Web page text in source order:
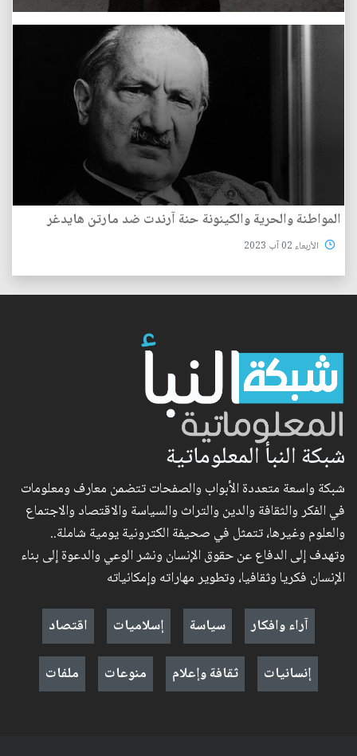
المواطنة والحرية والكينونة حنة آرندت ضد مارتن هايدغر
الأربعاء 02 آب 2023
شبكة النبأ المعلوماتية
شبكة واسعة متعددة الأبواب والصفحات تتضمن معارف ومعلومات
في الفكر والثقافة والدين والتراث والسياسة والاقتصاد والاجتماع
والعلوم وغيرها، تتمثل في صحيفة الكترونية يومية شاملة..
وتهدف إلى الدفاع عن حقوق الإنسان ونشر الوعي والدعوة إلى بناء
الإنسان فكريا وثقافيا، وتطوير مهاراته وإمكانياته
آراء وافكار
سياسة إسلاميات
اقتصاد
إنسانيات
ثقافة وإعلام منوعات ملفات